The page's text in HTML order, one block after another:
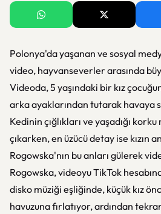
Polonya'da yaşanan ve sosyal
video, hayvanseverler arasında
Videoda, 5 yaşındaki bir kız
arka ayaklarından tutarak havaya
Kedinin çığlıkları ve yaşadığı
çıkarken, en üzücü detay ise kızın
Rogowska'nın bu anları gülerek
Rogowska, videoyu TikTok
disko müziği eşliğinde, küçük kız
havuzuna fırlatıyor, ardından